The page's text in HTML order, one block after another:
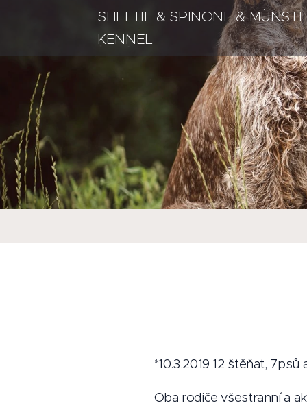
SHELTIE & SPINONE &
KENNEL
*10.3.2019 12 štěňat, 7psů
Oba rodiče všestranní a